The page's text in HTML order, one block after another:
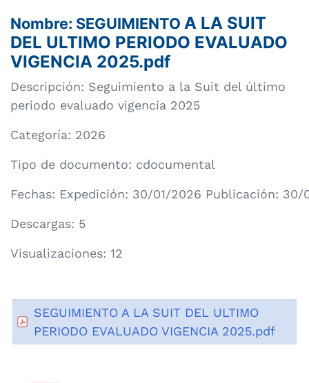
Nombre: SEGUIMIENTO A LA SUIT
DEL ULTIMO PERIODO EVALUADO
VIGENCIA 2025.pdf
Descripción: Seguimiento a la Suit del último
periodo evaluado vigencia 2025
Categoría: 2026
Tipo de documento: cdocumental
Fechas: Expedición: 30/01/2026 Publicación: 30/
Descargas: 5
Visualizaciones: 12
SEGUIMIENTO A LA SUIT DEL ULTIMO
PERIODO EVALUADO VIGENCIA 2025.pdf